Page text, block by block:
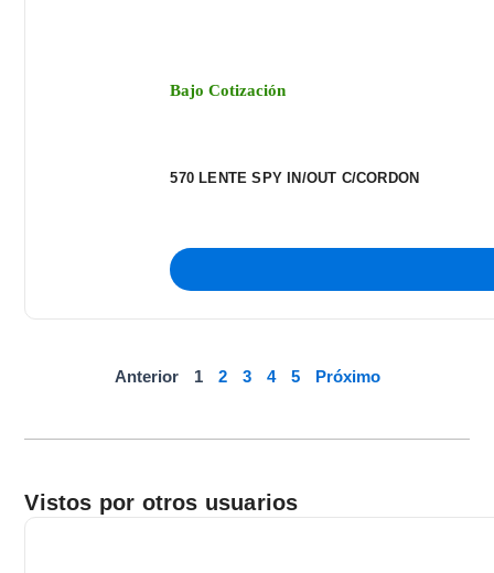
Bajo Cotización
570 LENTE SPY IN/OUT C/CORDON
Anterior 1 2 3 4 5 Próximo
Vistos por otros usuarios